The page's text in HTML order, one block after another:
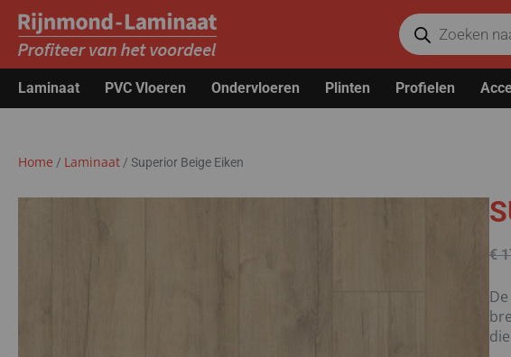
Laminaat PVC Vloeren Ondervloeren Plinten Profielen
Home / Laminaat / Superior Beige Eiken
€